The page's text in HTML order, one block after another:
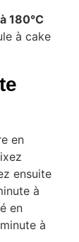
180°C
à cake
en
ensuite
à
en
à